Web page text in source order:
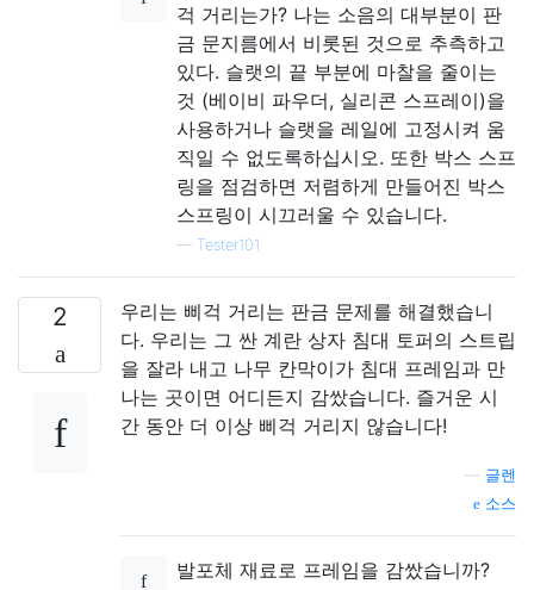
걱 거리는가? 나는 소음의 대부분이 판
금 문지름에서 비롯된 것으로 추측하고
있다. 슬랫의 끝 부분에 마찰을 줄이는
것 (베이비 파우더, 실리콘 스프레이)을
사용하거나 슬랫을 레일에 고정시켜 움
직일 수 없도록하십시오. 또한 박스 스프
링을 점검하면 저렴하게 만들어진 박스
스프링이 시끄러울 수 있습니다.
— Tester101
2
우리는 삐걱 거리는 판금 문제를 해결했습니
다. 우리는 그 싼 계란 상자 침대 토퍼의 스트립
을 잘라 내고 나무 칸막이가 침대 프레임과 만
나는 곳이면 어디든지 감쌌습니다. 즐거운 시
간 동안 더 이상 삐걱 거리지 않습니다!
글렌
소스
발포체 재료로 프레임을 감쌌습니까?